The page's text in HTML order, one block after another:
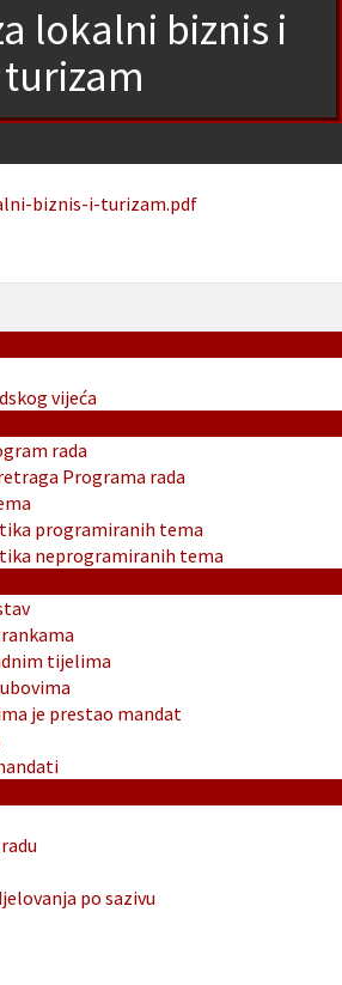
lokalni biznis i
turizam
biznis-i-turizam.pdf
vijeća
rada
Programa rada
programiranih tema
neprogramiranih tema
tijelima
je prestao mandat
po sazivu